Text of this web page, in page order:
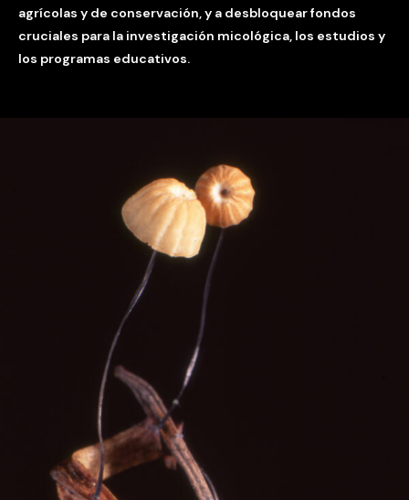
agrícolas y de conservación, y a desbloquear fondos
cruciales para la investigación micológica, los estudios y
los programas educativos.